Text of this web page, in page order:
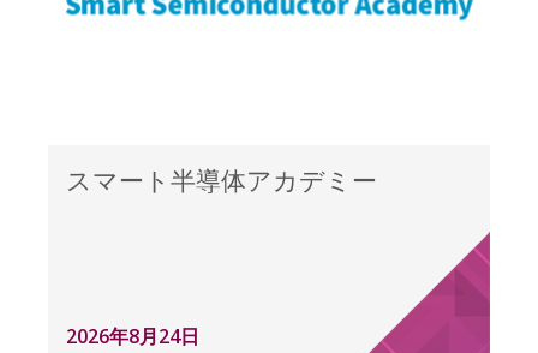
スマート半導体アカデミー
2026年8月24日